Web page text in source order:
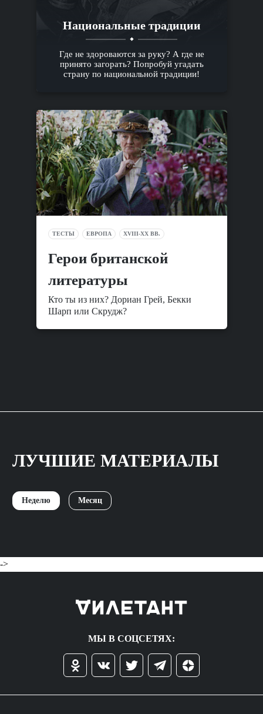
Национальные традиции
Где не здороваются за руку? А где не
принято загорать? Попробуй угадать
страну по национальной традиции!
ТЕСТЫ ЕВРОПА XVIII-XX ВВ.
Герои британской
литературы
Кто ты из них? Дориан Грей, Бекки
Шарп или Скрудж?
ЛУЧШИЕ МАТЕРИАЛЫ
Неделю Месяц
->
МЫ В СОЦСЕТЯХ: